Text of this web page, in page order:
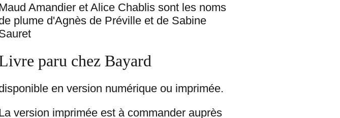
Amandier et Alice Chablis sont les noms
plume d'Agnès de Préville et de Sabine
paru chez Bayard
en version numérique ou imprimée.
version imprimée est à commander auprès